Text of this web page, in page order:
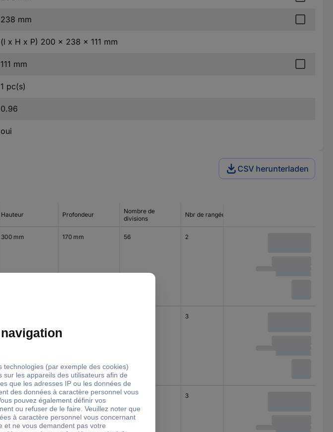
238 mm
(l x H x P) 200 x 238 x 111 mm
111 mm
1 pc(s)
0.96
oui
CSV herunterladen
Hauteur Profondeur
Nombre de
divisions
Nbr de rangées
300 mm 170 mm 56 2
3
450 mm 170 mm 80 3